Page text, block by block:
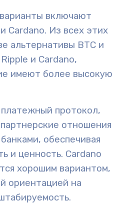
включают
Cardano. Из всех этих
альтернативы BTC и
Ripple и Cardano,
имеют более высокую
протокол,
отношения
обеспечивая
и ценность. Cardano
хорошим вариантом,
ориентацией на